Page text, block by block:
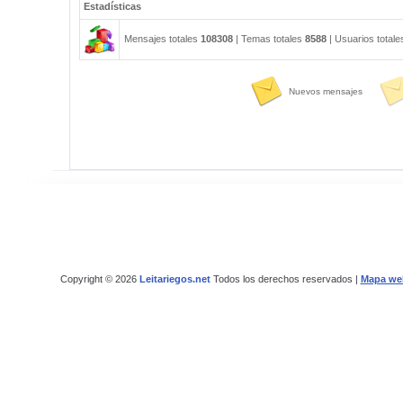
Estadísticas
Mensajes totales 108308| Temas totales 8588| Usuarios
Nuevos mensajes
Copyright © 2026 Leitariegos.netTodos los derechos reservados | Mapa